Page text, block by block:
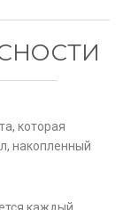
которая
накопленный